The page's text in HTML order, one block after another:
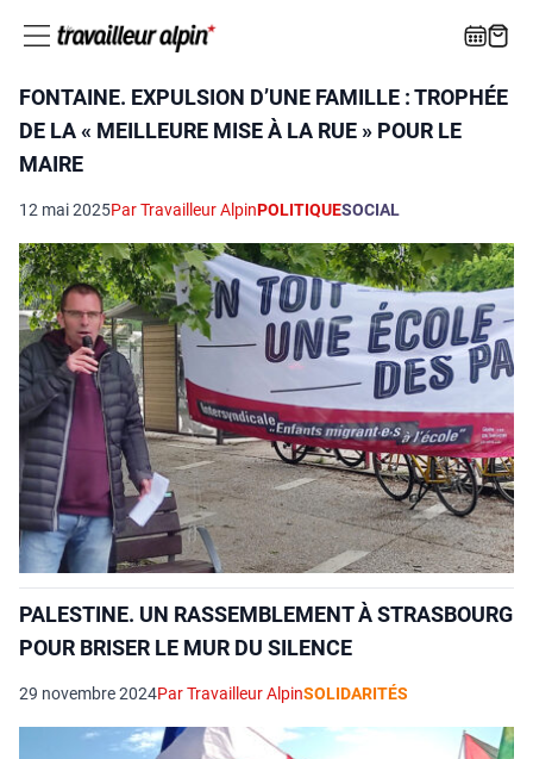
FONTAINE. EXPULSION D’UNE FAMILLE : TROPHÉE
DE LA « MEILLEURE MISE À LA RUE » POUR LE
MAIRE
12 mai 2025Par Travailleur AlpinPOLITIQUESOCIAL
PALESTINE. UN RASSEMBLEMENT À STRASBOURG
POUR BRISER LE MUR DU SILENCE
29 novembre 2024Par Travailleur AlpinSOLIDARITÉS